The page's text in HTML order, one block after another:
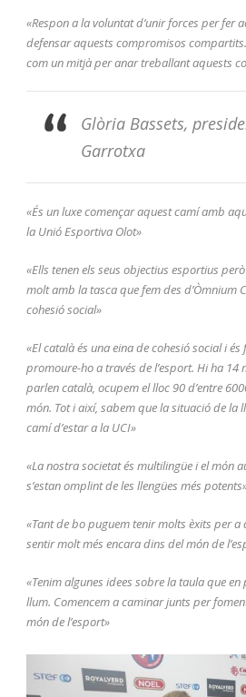
«Respon a la voluntat d’unir forces per fer
defensar aquests compromisos
com un mitjà per anar treballant aquests
Glòria Bassets,
Garrotxa
«És un luxe començar aquest camí amb
la Unió Esportiva Olot»
«Ells tenen els seus objectius esportius
molt amb la tasca que fem des d’Òmnium
cohesió social»
«El català és una eina de cohesió social i
promoure-ho a través de l’esport. Hi ha 14
parlen català, ocupem el lloc 90 d’entre
món. Tot i així, sabem que la situació de la
camí d’estar a la UCI»
«La nostra societat és multilingüe i el món
s’estan omplint de les llengües més
«Tant de bo puguem tenir molts èxits per a
sentir molt més encara dins del món de
«Tenim algunes idees sobre la taula que
llum. Comencem a caminar junts per
món de l’esport»